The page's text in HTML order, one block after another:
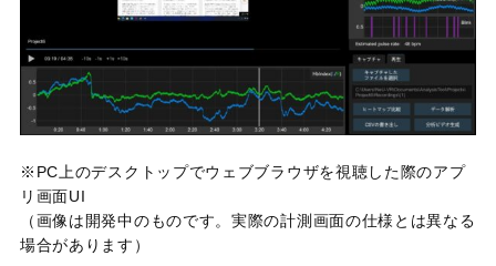
※PC上のデスクトップでウェブブラウザを視聴した際のアプ
リ画面UI
（画像は開発中のものです。実際の計測画面の仕様とは異なる
場合があります）